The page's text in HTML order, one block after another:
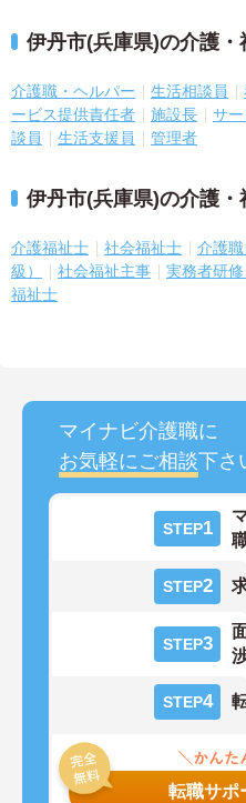
伊丹市(兵庫県)の介護
介護職・ヘルパー 生活相談員
ービス提供責任者
施設長 サ
談員
生活支援員 管理者
伊丹市(兵庫県)の介護
介護福祉士 社会福祉士
介護
級）
社会福祉主事 実務者研修
福祉士
マイナビ介護職に
お気軽にご相談下さ
STEP1
STEP2
STEP3
STEP4
転職サポ